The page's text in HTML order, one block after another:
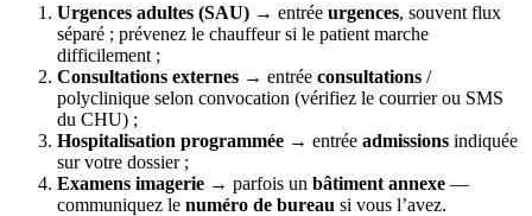
Urgences adultes (SAU) → entrée urgences, souvent flux
séparé ; prévenez le chauffeur si le patient marche
difficilement ;
Consultations externes → entrée consultations /
polyclinique selon convocation (vérifiez le courrier ou SMS
du CHU) ;
Hospitalisation programmée → entrée admissions indiquée
sur votre dossier ;
Examens imagerie → parfois un bâtiment annexe —
communiquez le numéro de bureau si vous l’avez.